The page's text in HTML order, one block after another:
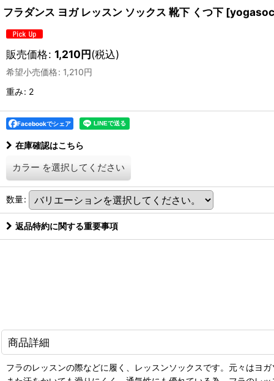
フラダンス ヨガ レッスン ソックス 靴下 くつ下 [
販売価格: 1,210円(税込)
希望小売価格: 1,210円
重み: 2
Facebookでシェア
在庫確認はこちら
カラー を選択してください
数量:
返品特約に関する重要事項
商品詳細
フラのレッスンの際などに履く、レッスンソックスです。元々はヨ